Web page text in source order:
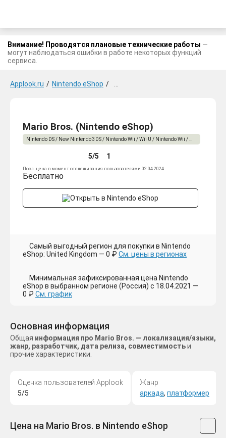
Внимание! Проводятся плановые технические работы —
могут наблюдаться ошибки в работе некоторых функций
сервиса.
Applook.ru / Nintendo eShop /
Mario Bros. (Nintendo eShop)
Nintendo DS / New Nintendo 3DS / Nintendo Wii / Wii U / Nintendo Wii / Wii U
5/5 1
Посл. цена в момент отслеживания пользователями 02.04.2024
Бесплатно
Самый выгодный регион для покупки в Nintendo
eShop: United Kingdom — 0 ₽ См. цены в регионах
Минимальная зафиксированная цена Nintendo
eShop в выбранном регионе (Россия) с 18.04.2021 —
0 ₽ См. график
Основная информация
Общая информация про Mario Bros. — локализация/языки,
жанр, разработчик, дата релиза, совместимостьи
прочие характеристики.
Оценка пользователей Applook
5/5
Жанр
аркада, платформер
Цена на Mario Bros. в Nintendo eShop